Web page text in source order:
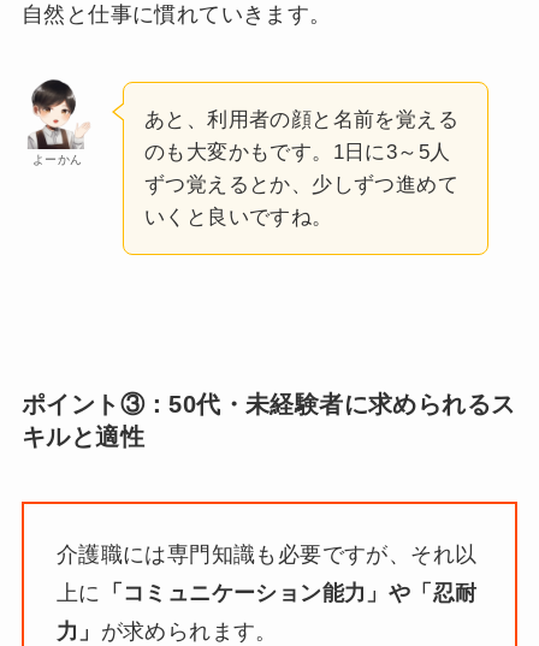
自然と仕事に慣れていきます。
よーかん
あと、利用者の顔と名前を覚える
のも大変かもです。1日に3～5人
ずつ覚えるとか、少しずつ進めて
いくと良いですね。
ポイント③：50代・未経験者に求められるス
キルと適性
介護職には専門知識も必要ですが、それ以
上に 「コミュニケーション能力」や「忍耐
力」 が求められます。